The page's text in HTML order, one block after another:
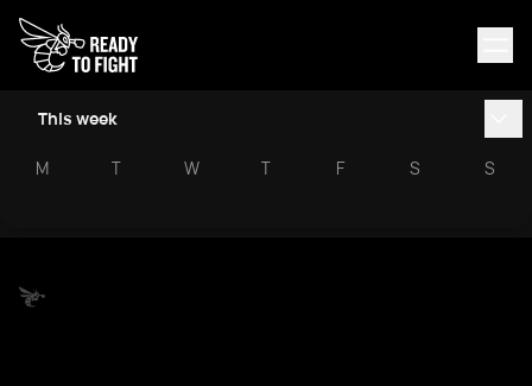
This week
M T W T F S S